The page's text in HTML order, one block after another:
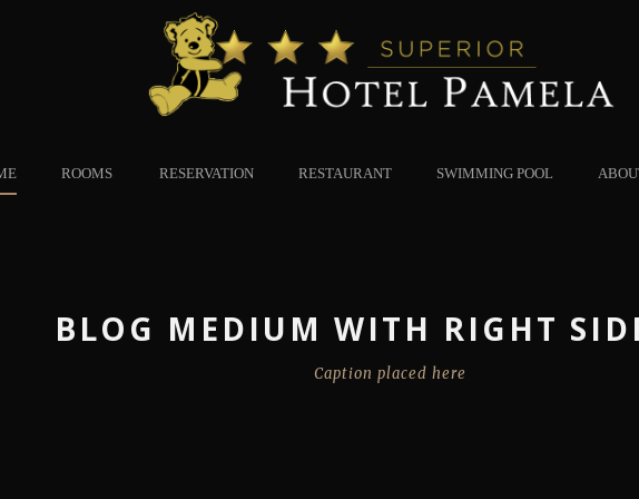
ROOMS RESERVATION RESTAURANT SWIMMING POOL
BLOG MEDIUM WITH RIGHT
Caption placed here